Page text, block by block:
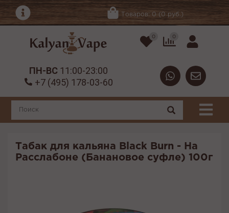
Товаров: 0 (0 руб.)
0 0
ПН-ВС 11:00-23:00
+7 (495) 178-03-60
Табак для кальяна Black Burn - На
Расслабоне (Банановое суфле) 100г